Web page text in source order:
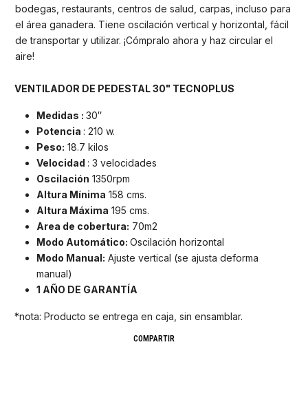
bodegas, restaurants, centros de salud, carpas, incluso para
el área ganadera. Tiene oscilación vertical y horizontal, fácil
de transportar y utilizar. ¡Cómpralo ahora y haz circular el
aire!
VENTILADOR DE PEDESTAL 30" TECNOPLUS
Medidas : 30″
Potencia : 210 w.
Peso: 18.7 kilos
Velocidad : 3 velocidades
Oscilación 1350rpm
Altura Mínima 158 cms.
Altura Máxima 195 cms.
Area de cobertura: 70m2
Modo Automático: Oscilación horizontal
Modo Manual: Ajuste vertical (se ajusta deforma
manual)
1 AÑO DE GARANTÍA
*nota: Producto se entrega en caja, sin ensamblar.
COMPARTIR